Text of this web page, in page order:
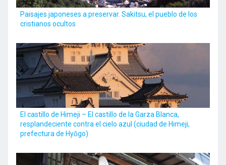
JA EN ZH KO
Paisajes japoneses a preservar. Sakitsu, el pueblo de los
cristianos ocultos
El castillo de Himeji – El castillo de la Garza Blanca,
resplandeciente contra el cielo azul (ciudad de Himeji,
prefectura de Hyōgo)